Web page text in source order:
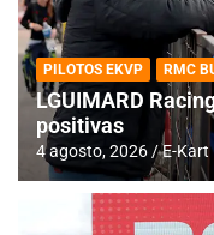
PILOTOS EKVP RMC
LGUIMARD
positivas
4 agosto, 2026 E-Kart